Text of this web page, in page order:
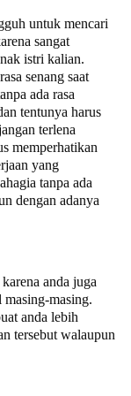
untuk mencari
sangat
istri kalian.
senang saat
ada rasa
tentunya harus
terlena
memperhatikan
yang
tanpa ada
dengan adanya
anda juga
masing-masing.
anda lebih
tersebut walaupun